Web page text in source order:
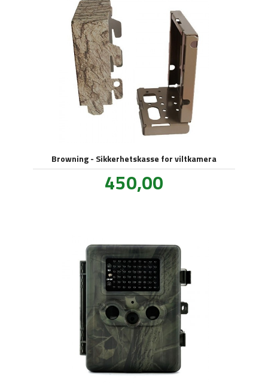
Browning - Sikkerhetskasse for viltkamera
Pris
450,00